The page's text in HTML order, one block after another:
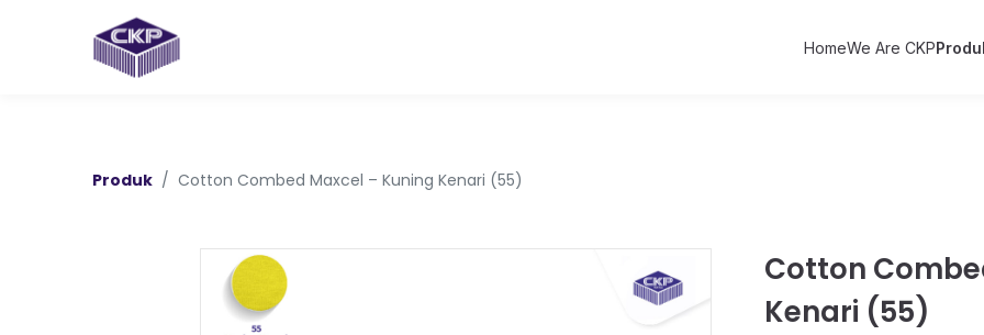
HomeWe Are CKP
Produk Cotton Combed Maxcel – Kuning Kenari (55)
Cotton
Kenari (55)